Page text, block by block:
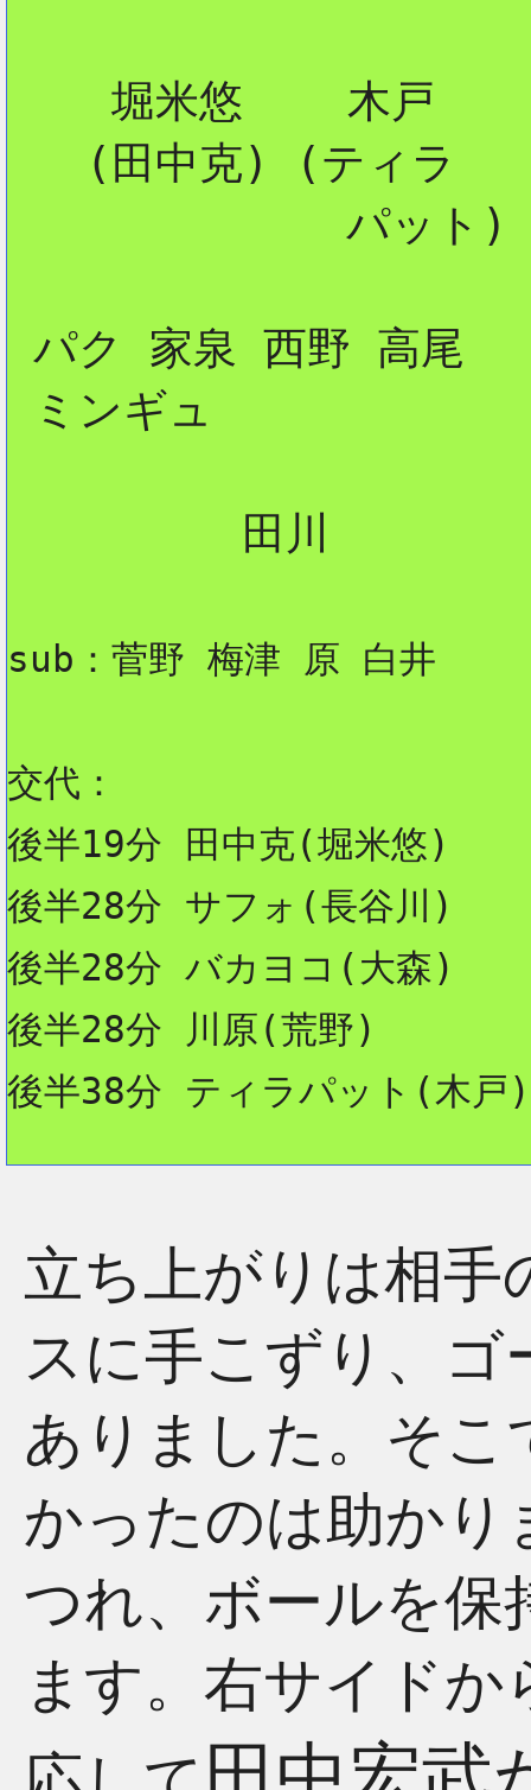
    堀米悠    木戸
   (田中克) (ティラ
             パット)
パク 家泉 西野 高尾
ミンギュ
         田川
sub：菅野 梅津 原 白井
交代：
後半19分 田中克(堀米悠)
後半28分 サフォ(長谷川)
後半28分 バカヨコ(大森)
後半28分 川原(荒野)
後半38分 ティラパット(木戸)
立ち上がりは相手
スに手こずり、
ありました。そ
かったのは助かり
つれ、ボールを保
ます。右サイド